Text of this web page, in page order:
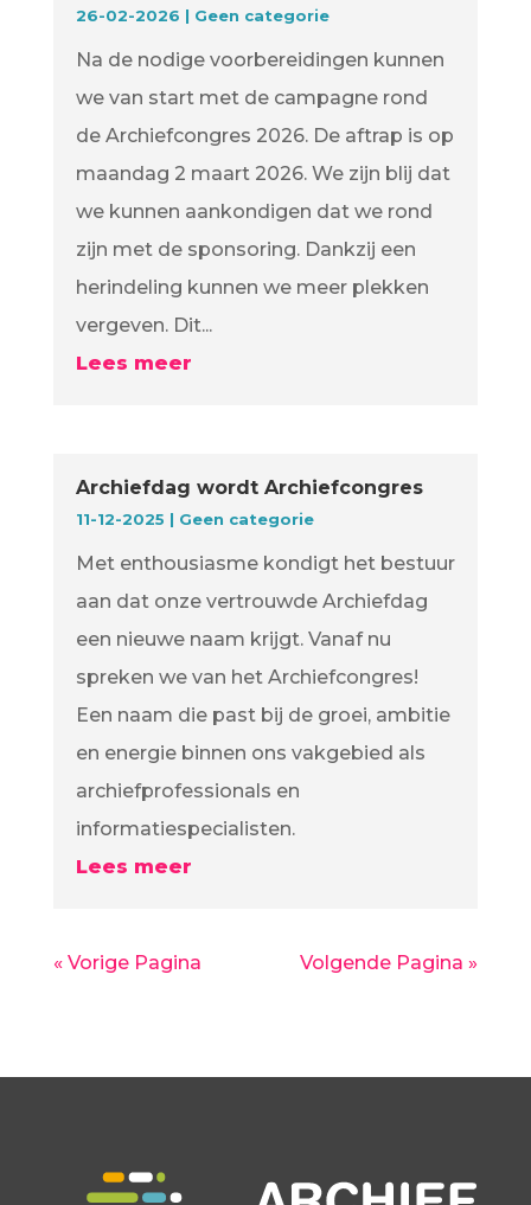
26-02-2026 | Geen categorie
Na de nodige voorbereidingen kunnen
we van start met de campagne rond
de Archiefcongres 2026. De aftrap is op
maandag 2 maart 2026. We zijn blij dat
we kunnen aankondigen dat we rond
zijn met de sponsoring. Dankzij een
herindeling kunnen we meer plekken
vergeven. Dit...
Lees meer
Archiefdag wordt Archiefcongres
11-12-2025 | Geen categorie
Met enthousiasme kondigt het bestuur
aan dat onze vertrouwde Archiefdag
een nieuwe naam krijgt. Vanaf nu
spreken we van het Archiefcongres!
Een naam die past bij de groei, ambitie
en energie binnen ons vakgebied als
archiefprofessionals en
informatiespecialisten.
Lees meer
« Vorige Pagina Volgende Pagina »